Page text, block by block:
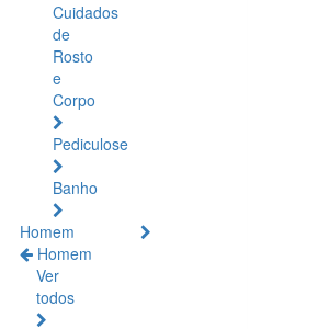
Cuidados
de
Rosto
e
Corpo
Pediculose
Banho
Homem
Homem
Ver
todos